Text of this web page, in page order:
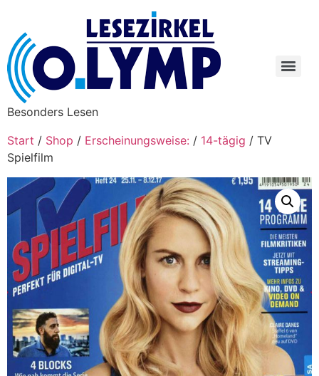
Besonders Lesen
Start / Shop / Erscheinungsweise: / 14-tägig / TV
Spielfilm